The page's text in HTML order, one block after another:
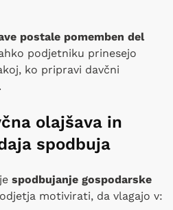
postale pomemben del
podjetniku prinesejo
ko pripravi davčni
olajšava in
spodbuja
spodbujanje gospodarske
motivirati, da vlagajo v: